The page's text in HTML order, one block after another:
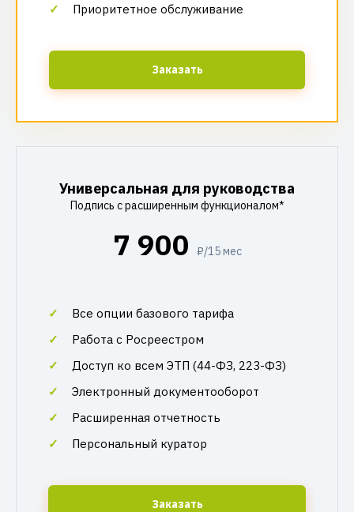
Приоритетное обслуживание
Заказать
Универсальная для руководства
Подпись с расширенным функционалом*
7 900 ₽/15 мес
Все опции базового тарифа
Работа с Росреестром
Доступ ко всем ЭТП (44-ФЗ, 223-ФЗ)
Электронный документооборот
Расширенная отчетность
Персональный куратор
Заказать